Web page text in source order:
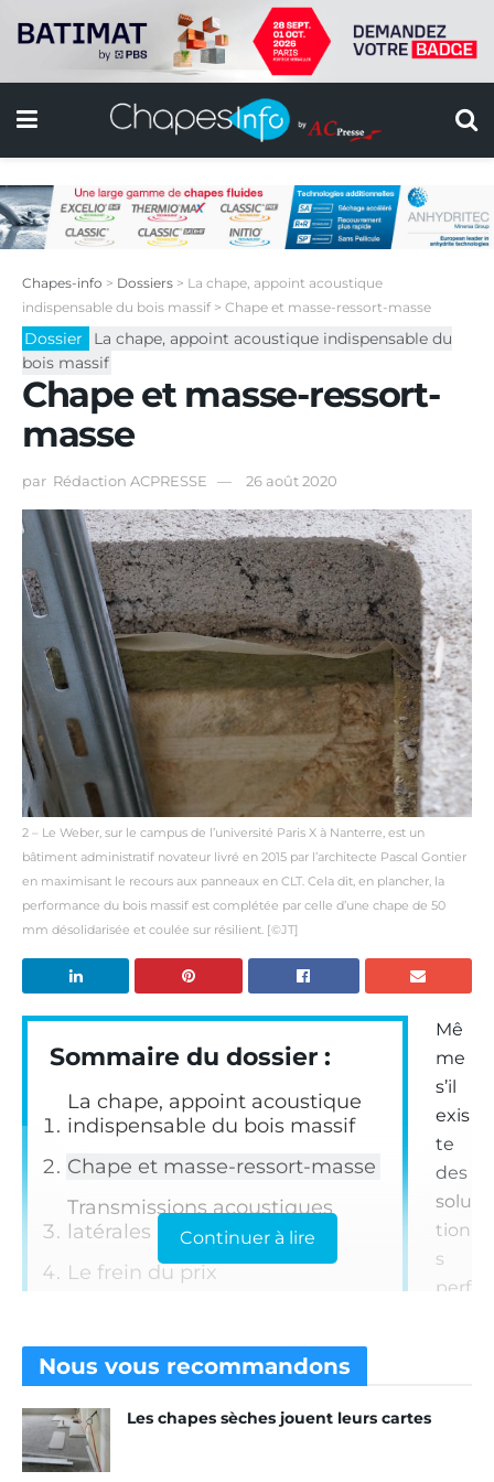
Chapes-info > Dossiers > La chape, appoint acoustique
indispensable du bois massif > Chape et masse-ressort-masse
Dossier
La chape, appoint acoustique indispensable du
bois massif
Chape et masse-ressort-
masse
par Rédaction ACPRESSE 26 août 2020
2 – Le Weber, sur le campus de l’université Paris X à Nanterre, est un
bâtiment administratif novateur livré en 2015 par l’architecte Pascal Gontier
en maximisant le recours aux panneaux en CLT. Cela dit, en plancher, la
performance du bois massif est complétée par celle d’une chape de 50
mm désolidarisée et coulée sur résilient. [©JT]
Sommaire du dossier :
La chape, appoint acoustique
indispensable du bois massif
Chape et masse-ressort-masse
Transmissions acoustiques
latérales
Le frein du prix
Mê
me
s’il
exis
te
des
solu
tion
s
perf
chapes sèches (notamment les solutions de
Fermacell). L’expertise de KLH fait apparaître que la
Continuer à lire
Nous vous recommandons
Les chapes sèches jouent leurs cartes